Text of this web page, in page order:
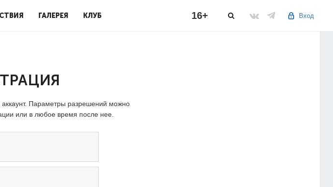
ГАЛЕРЕЯ КЛУБ Вход
16+
Параметры разрешений можно
или в любое время после нее.